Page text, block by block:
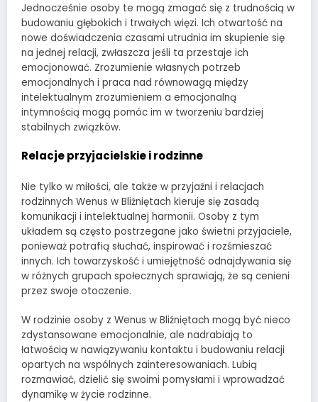
Jednocześnie osoby te mogą zmagać się z trudnością w
budowaniu głębokich i trwałych więzi. Ich otwartość na
nowe doświadczenia czasami utrudnia im skupienie się
na jednej relacji, zwłaszcza jeśli ta przestaje ich
emocjonować. Zrozumienie własnych potrzeb
emocjonalnych i praca nad równowagą między
intelektualnym zrozumieniem a emocjonalną
intymnością mogą pomóc im w tworzeniu bardziej
stabilnych związków.
Relacje przyjacielskie i rodzinne
Nie tylko w miłości, ale także w przyjaźni i relacjach
rodzinnych Wenus w Bliźniętach kieruje się zasadą
komunikacji i intelektualnej harmonii. Osoby z tym
układem są często postrzegane jako świetni przyjaciele,
ponieważ potrafią słuchać, inspirować i rozśmieszać
innych. Ich towarzyskość i umiejętność odnajdywania się
w różnych grupach społecznych sprawiają, że są cenieni
przez swoje otoczenie.
W rodzinie osoby z Wenus w Bliźniętach mogą być nieco
zdystansowane emocjonalnie, ale nadrabiają to
łatwością w nawiązywaniu kontaktu i budowaniu relacji
opartych na wspólnych zainteresowaniach. Lubią
rozmawiać, dzielić się swoimi pomysłami i wprowadzać
dynamikę w życie rodzinne.